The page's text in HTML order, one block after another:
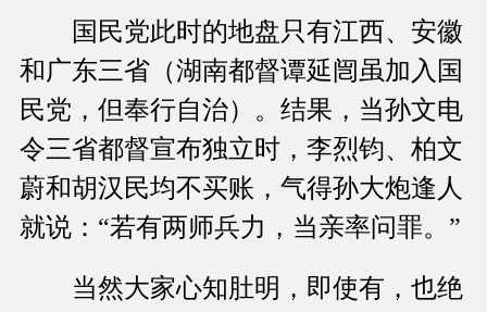
国民党此时的地盘只有江西、安徽
和广东三省（湖南都督谭延闿虽加入国
民党，但奉行自治）。结果，当孙文电
令三省都督宣布独立时，李烈钧、柏文
蔚和胡汉民均不买账，气得孙大炮逢人
就说：“若有两师兵力，当亲率问罪。”
当然大家心知肚明，即使有，也绝